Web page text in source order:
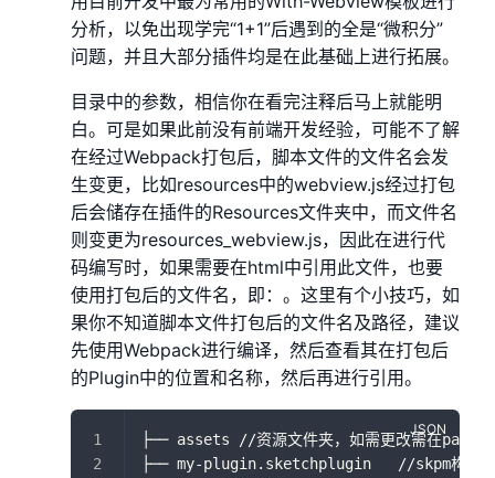
分析，以免出现学完“1+1”后遇到的全是“微积分”
问题，并且大部分插件均是在此基础上进行拓展。
目录中的参数，相信你在看完注释后马上就能明
白。可是如果此前没有前端开发经验，可能不了解
在经过Webpack打包后，脚本文件的文件名会发
生变更，比如resources中的webview.js经过打包
后会储存在插件的Resources文件夹中，而文件名
则变更为resources_webview.js，因此在进行代
码编写时，如果需要在html中引用此文件，也要
使用打包后的文件名，即： 。这里有个小技巧，如
果你不知道脚本文件打包后的文件名及路径，建议
先使用Webpack进行编译，然后查看其在打包后
的Plugin中的位置和名称，然后再进行引用。
├── assets //资源文件夹，如需更改需在
├── my-plugin.sketchplugin   //skpm构建过